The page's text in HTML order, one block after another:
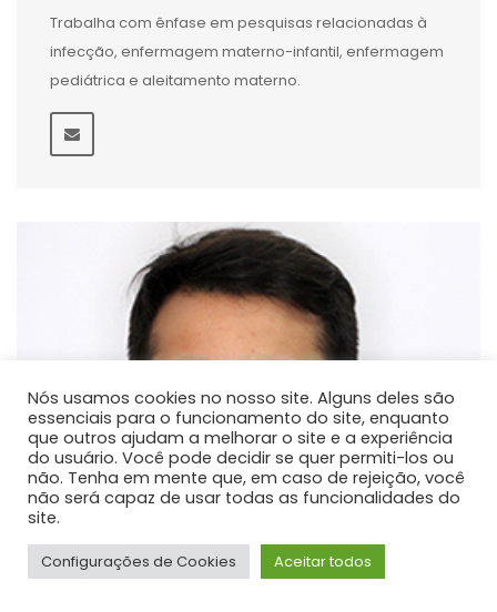
Trabalha com ênfase em pesquisas relacionadas à
infecção, enfermagem materno-infantil, enfermagem
pediátrica e aleitamento materno.
Nós usamos cookies no nosso site. Alguns deles são
essenciais para o funcionamento do site, enquanto
que outros ajudam a melhorar o site e a experiência
do usuário. Você pode decidir se quer permiti-los ou
não. Tenha em mente que, em caso de rejeição, você
não será capaz de usar todas as funcionalidades do
site.
Configurações de Cookies Aceitar todos